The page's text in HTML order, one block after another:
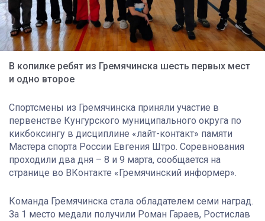
В копилке ребят из Гремячинска шесть первых мест
и одно второе
Спортсмены из Гремячинска приняли участие в
первенстве Кунгурского муниципального округа по
кикбоксингу в дисциплине «лайт-контакт» памяти
Мастера спорта России Евгения Штро. Соревнования
проходили два дня – 8 и 9 марта, сообщается на
странице во ВКонтакте «Гремячинский информер».
Команда Гремячинска стала обладателем семи наград.
За 1 место медали получили Роман Гараев, Ростислав